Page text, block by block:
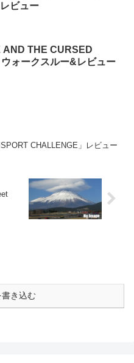
ビュー
AND THE CURSED
ウォークスルー&レビュー
CHALLENGE」レビュー
書き込む